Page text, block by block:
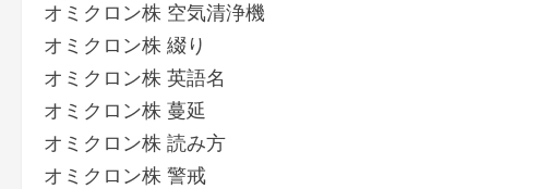
オミクロン株 空気清浄機
オミクロン株 綴り
オミクロン株 英語名
オミクロン株 蔓延
オミクロン株 読み方
オミクロン株 警戒